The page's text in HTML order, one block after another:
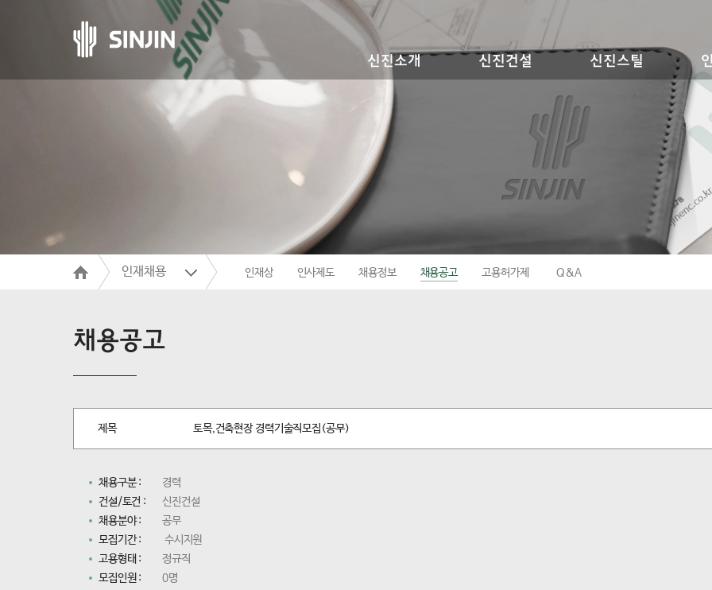
신진소개 신진건설 신진스틸
인재채용 인재상 인사제도 채용정보 채용공고 고용허가제 Q&A
채용공고
제목 토목,건축현장 경력기술직모집(공무)
채용구분 :
경력
건설/토건 :
신진건설
채용분야 :
공무
모집기간 :
수시지원
고용형태 :
정규직
모집인원 :
0명